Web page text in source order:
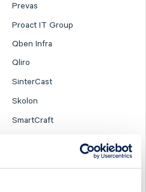
Prevas
Proact IT Group
Qben Infra
Qliro
SinterCast
Skolon
SmartCraft